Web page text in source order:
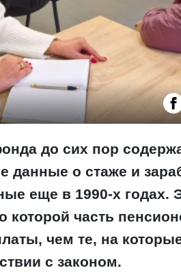
до сих пор
данные о стаже и
еще в 1990-х годах.
которой часть
чем те, на
с законом.